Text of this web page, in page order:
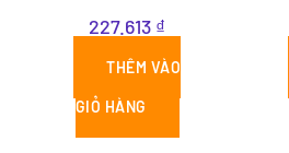
227.613 ₫
THÊM VÀO
GIỎ HÀNG